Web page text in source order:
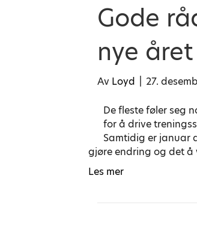
Gode
nye året
Av Loyd 27.
De fleste føler seg
for å drive
Samtidig er januar
gjøre endring og det
Les mer